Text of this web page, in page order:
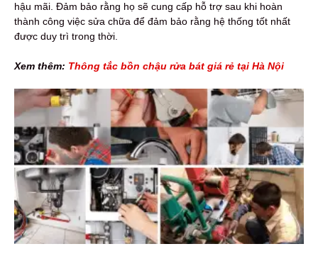
hậu mãi. Đảm bảo rằng họ sẽ cung cấp hỗ trợ sau khi hoàn
thành công việc sửa chữa để đảm bảo rằng hệ thống tốt nhất
được duy trì trong thời.
Xem thêm: Thông tắc bồn chậu rửa bát giá rẻ tại Hà Nội